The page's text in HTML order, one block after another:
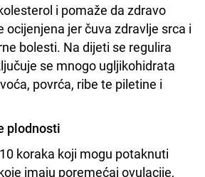
i pomaže da zdravo
ocijenjena jer čuva zdravlje srca i
bolesti. Na dijeti se regulira
se mnogo ugljikohidrata
povrća, ribe te piletine i
plodnosti
koraka koji mogu potaknuti
imaju poremećaj ovulacije,